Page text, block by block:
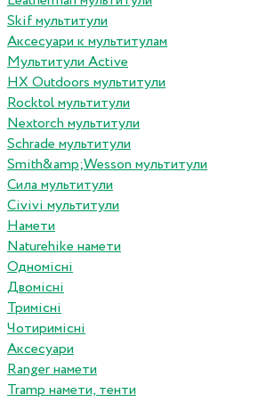
Skif мультитули
Аксесуари к мультитулам
Мультитули Active
HX Outdoors мультитули
Rocktol мультитули
Nextorch мультитули
Schrade мультитули
Smith&amp;Wesson мультитули
Сила мультитули
Civivi мультитули
Намети
Naturehike намети
Одномісні
Двомісні
Тримісні
Чотиримісні
Аксесуари
Ranger намети
Tramp намети, тенти